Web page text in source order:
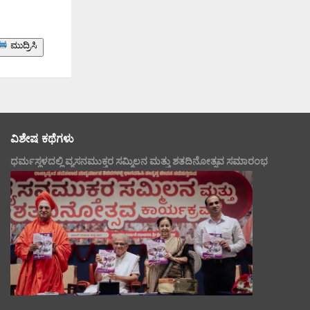
ಮುದ್ರಿಸಿ
ವಿಶೇಷ ಕಥೆಗಳು
ಧರ್ಮಸ್ಥಳದಲ್ಲಿ ವ್ಯಸನಮುಕ್ತರ ಸಮ್ಮಿಲನ ಮತ್ತು ಶತದಿನೋತ್ಸವ ಸಮಾರಂಭ